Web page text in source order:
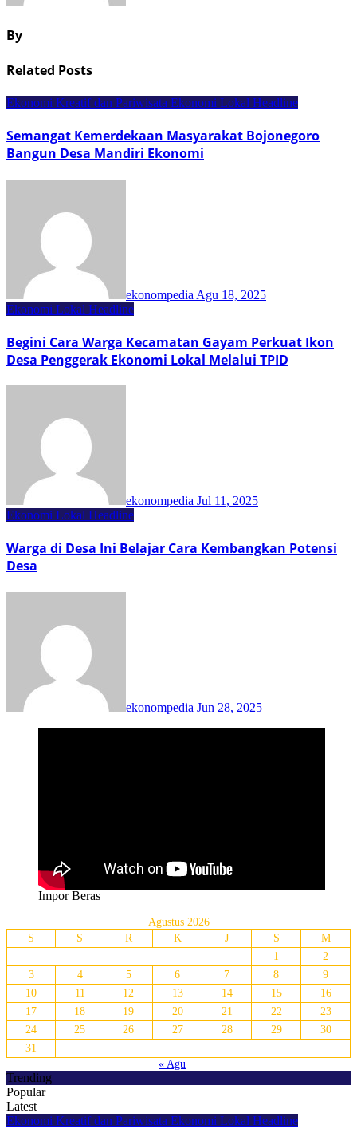
By
Related Posts
Ekonomi Kreatif dan Pariwisata Ekonomi Lokal Headline
Semangat Kemerdekaan Masyarakat Bojonegoro
Bangun Desa Mandiri Ekonomi
ekonompedia Agu 18, 2025
Ekonomi Lokal Headline
Begini Cara Warga Kecamatan Gayam Perkuat Ikon
Desa Penggerak Ekonomi Lokal Melalui TPID
ekonompedia Jul 11, 2025
Ekonomi Lokal Headline
Warga di Desa Ini Belajar Cara Kembangkan Potensi
Desa
ekonompedia Jun 28, 2025
Impor Beras
Agustus 2026
S
S R K J S
M
1
2
3
4 5 6 7 8
9
10
11 12 13 14 15
16
17
18 19 20 21 22
23
24
25 26 27 28 29
30
31
« Agu
Trending
Popular
Latest
Ekonomi Kreatif dan Pariwisata Ekonomi Lokal Headline